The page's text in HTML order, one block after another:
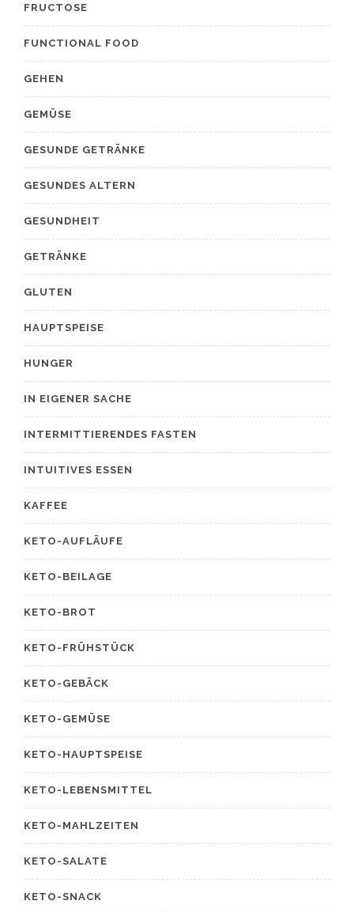
FRUCTOSE
FUNCTIONAL FOOD
GEHEN
GEMÜSE
GESUNDE GETRÄNKE
GESUNDES ALTERN
GESUNDHEIT
GETRÄNKE
GLUTEN
HAUPTSPEISE
HUNGER
IN EIGENER SACHE
INTERMITTIERENDES FASTEN
INTUITIVES ESSEN
KAFFEE
KETO-AUFLÄUFE
KETO-BEILAGE
KETO-BROT
KETO-FRÜHSTÜCK
KETO-GEBÄCK
KETO-GEMÜSE
KETO-HAUPTSPEISE
KETO-LEBENSMITTEL
KETO-MAHLZEITEN
KETO-SALATE
KETO-SNACK